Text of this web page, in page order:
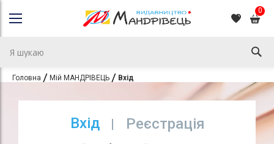
0
Головна Мій МАНДРІВЕЦЬ Вхід
Вхід Реєстрація